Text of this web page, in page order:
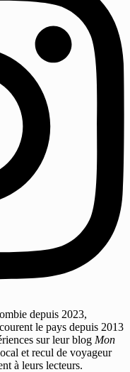
depuis 2023,
le pays depuis 2013
sur leur blog Mon
et recul de voyageur
à leurs lecteurs.